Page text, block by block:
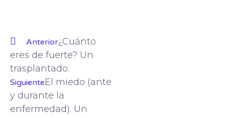
Anterior¿Cuánto
eres de fuerte? Un
trasplantado.
SiguienteEl miedo (ante
y durante la
enfermedad). Un